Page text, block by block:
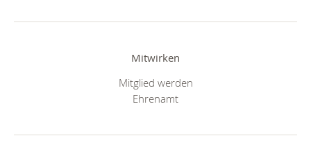
Mitwirken
Mitglied werden
Ehrenamt